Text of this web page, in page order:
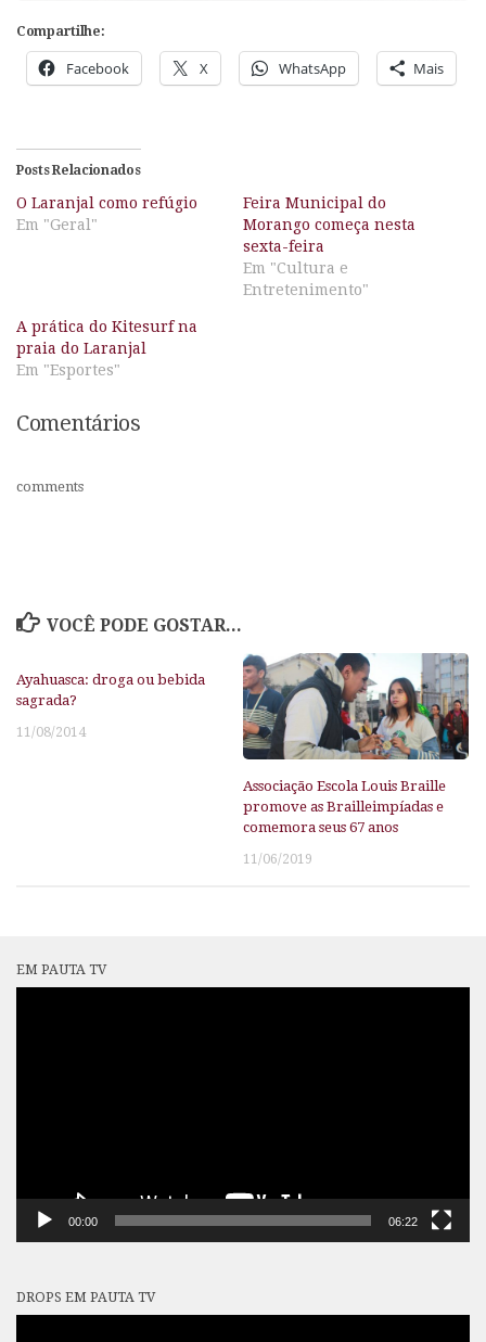
Compartilhe:
Facebook X WhatsApp Mais
Posts Relacionados
O Laranjal como refúgio
Em "Geral"
Feira Municipal do
Morango começa nesta
sexta-feira
Em "Cultura e
Entretenimento"
A prática do Kitesurf na
praia do Laranjal
Em "Esportes"
Comentários
comments
VOCÊ PODE GOSTAR...
Ayahuasca: droga ou bebida
sagrada?
11/08/2014
Associação Escola Louis Braille
promove as Brailleimpíadas e
comemora seus 67 anos
11/06/2019
EM PAUTA TV
00:00 06:22
DROPS EM PAUTA TV